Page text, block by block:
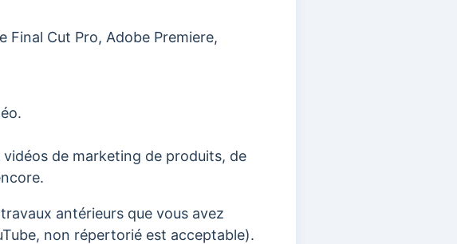
Final Cut Pro, Adobe Premiere,
de marketing de produits, de
antérieurs que vous avez
non répertorié est acceptable).